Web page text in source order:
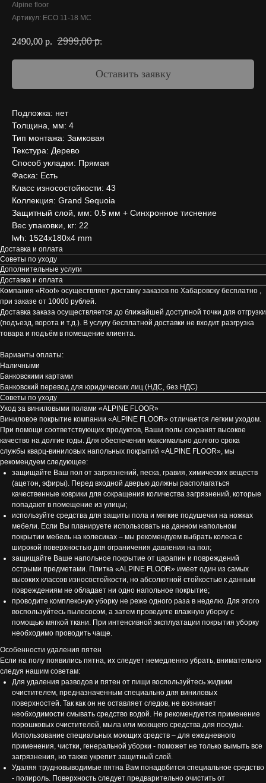
Alpine floor
Артикул: ECO 11-18 MC
2490,00 р. 2999,00 р.
Оставить заявку
Подложка: нет
Толщина, мм: 4
Тип монтажа: Замковая
Текстура: Дерево
Способ укладки: Прямая
Фаска: Есть
Класс износостойкости: 43
Коллекция: Grand Sequoia
Защитный слой, мм: 0.5 мм + Cинхронное тиснение
Вес упаковки, кг: 22
lwh: 1524x180x4 mm
Доставка и оплата
Советы по уходу
Дополнительные услуги
Доставка и оплата
Компания «Roof» осуществляет доставку заказов по Хабаровску бесплатно ,
при заказе от 10000 рублей.
Доставка заказа осуществляется до ближайшей доступной точки для отгрузки
(подъезд, ворота и т.д.). В услугу бесплатной доставки не входит разгрузка
товара и подъём в помещение клиента.
Варианты оплаты:
Наличными
Банковскими картами
Банковский перевод для юридических лиц (НДС, без НДС)
Советы по уходу
Уход за виниловыми полами «ALPINE FLOOR»
Виниловое покрытие компании «ALPINE FLOOR» отличается легким уходом.
При помощи соответствующих продуктов, Ваши полы сохранят высокое
качество на долгие годы. Для обеспечения максимально долгого срока
службы кварц-виниловых напольных покрытий «ALPINE FLOOR», мы
рекомендуем следующее:
защищайте Ваш пол от загрязнений, песка, гравия, химических веществ
(ацетон, эфиры). Перед входной дверью должны располагаться
качественные коврики для сокращения количества загрязнений, которые
попадают в помещение из улицы;
используйте средства для защиты пола и мягкие подушечки на ножках
мебели. Если Вы планируете использовать на данном напольном
покрытии мебель на колесиках – мы рекомендуем выбрать колеса с
широкой поверхностью для ограничения давления на пол;
защищайте Ваше напольное покрытие от царапин и повреждений
острыми предметами. Плитка «ALPINE FLOOR» имеет один из самых
высоких классов износостойкости, но абсолютной стойкостью к данным
повреждениям не обладает ни одно напольное покрытие;
проводите комплексную уборку не реже одного раза в неделю. Для этого
воспользуйтесь пылесосом, а затем проведите влажную уборку с
помощью мягкой ткани. При интенсивной эксплуатации покрытия уборку
необходимо проводить чаще.
Особенности удаления пятен
Если на полу появились пятна, их следует немедленно убрать, внимательно
следуя нашим советам:
Для удаления разводов и пятен от пищи воспользуйтесь жидким
очистителем, предназначенным специально для виниловых
поверхностей. Так как он не оставляет следов, не возникает
необходимости смывать средство водой. Не рекомендуется применение
порошковых очистителей, мыла или моющего средства для посуды.
Использование специальных моющих средств – для ежедневного
применения, чистки, генеральной уборки - поможет не только вымыть все
загрязнения, но также укрепит защитный слой.
Удаляя трудновыводимые пятна Вам понадобится специальное средство
- полироль. Поверхность следует предварительно очистить от